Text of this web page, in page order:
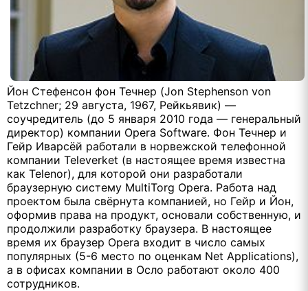
Йон Стефенсон фон Течнер (Jon Stephenson von
Tetzchner; 29 августа, 1967, Рейкьявик) —
соучредитель (до 5 января 2010 года — генеральный
директор) компании Opera Software. Фон Течнер и
Гейр Иварсёй работали в норвежской телефонной
компании Televerket (в настоящее время известна
как Telenor), для которой они разработали
браузерную систему MultiTorg Opera. Работа над
проектом была свёрнута компанией, но Гейр и Йон,
оформив права на продукт, основали собственную, и
продолжили разработку браузера. В настоящее
время их браузер Opera входит в число самых
популярных (5-6 место по оценкам Net Applications),
а в офисах компании в Осло работают около 400
сотрудников.